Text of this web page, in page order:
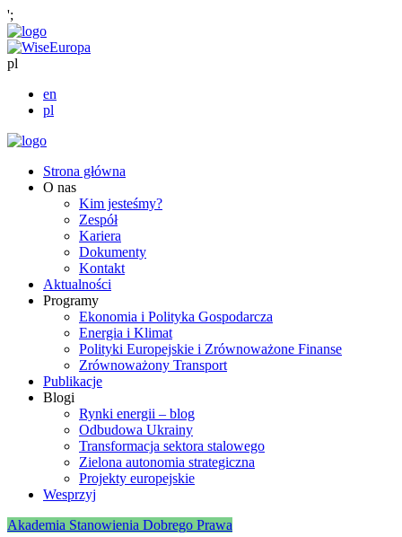
';
pl
en
pl
Strona główna
O nas
Kim jesteśmy?
Zespół
Kariera
Dokumenty
Kontakt
Aktualności
Programy
Ekonomia i Polityka Gospodarcza
Energia i Klimat
Polityki Europejskie i Zrównoważone Finanse
Zrównoważony Transport
Publikacje
Blogi
Rynki energii – blog
Odbudowa Ukrainy
Transformacja sektora stalowego
Zielona autonomia strategiczna
Projekty europejskie
Wesprzyj
Akademia Stanowienia Dobrego Prawa